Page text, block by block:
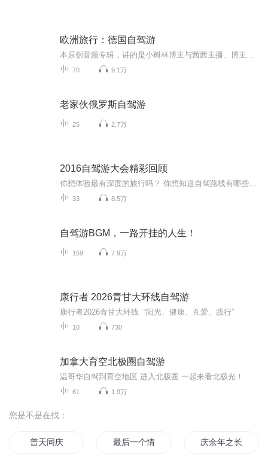
欧洲旅行：德国自驾游
70 9.1万
老家伙俄罗斯自驾游
25 2.7万
2016自驾游大会精彩回顾
33 8.5万
自驾游BGM，一路开挂的人生！
159 7.9万
康行者 2026青甘大环线自驾游
康行者2026青甘大环线 “阳光、健康、互爱、践行”
10 730
加拿大育空北极圈自驾游
温哥华自驾到育空地区 进入北极圈 一起来看北极光！
61 1.9万
您是不是在找：
普天同庆 最后一个情人节 庆余年之长歌行